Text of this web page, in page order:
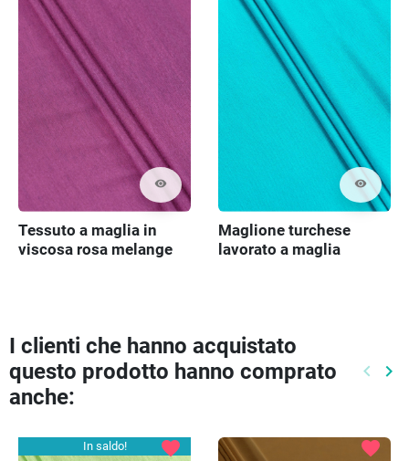
visibility
Tessuto a maglia in
viscosa rosa melange
visibility
Maglione turchese
lavorato a maglia
I clienti che hanno acquistato
questo prodotto hanno comprato
anche:
keyboard_arrow_left keyboard_arrow_right
In saldo!
favorite favorite